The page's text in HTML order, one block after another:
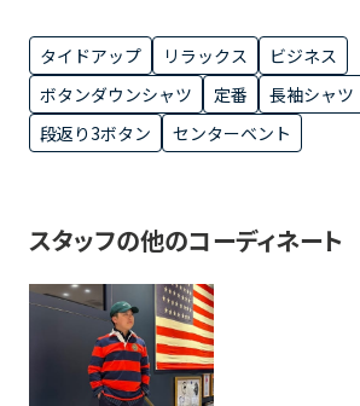
タイドアップ リラックス
ビジネス
ボタンダウンシャツ
定番 長袖シャツ
段返り3ボタン
センターベント
スタッフの他のコーディネート